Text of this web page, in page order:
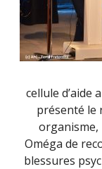
cellule d’aide
présenté le
organisme,
Oméga de
blessures